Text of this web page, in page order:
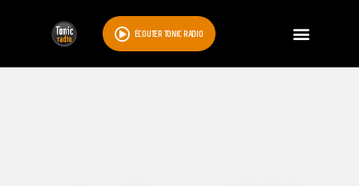
ÉCOUTER TONIC RADIO